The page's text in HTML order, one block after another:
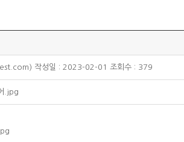
작성일 : 2023-02-01 조회수 : 379
.jpg